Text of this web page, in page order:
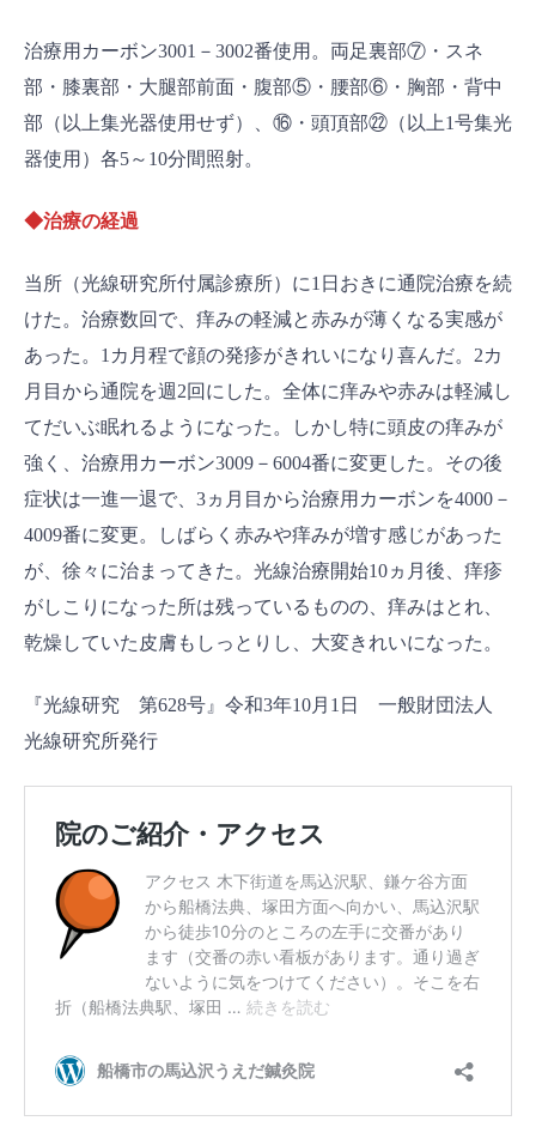
治療用カーボン3001－3002番使用。両足裏部⑦・スネ
部・膝裏部・大腿部前面・腹部⑤・腰部⑥・胸部・背中
部（以上集光器使用せず）、⑯・頭頂部㉒（以上1号集光
器使用）各5～10分間照射。
◆治療の経過
当所（光線研究所付属診療所）に1日おきに通院治療を続
けた。治療数回で、痒みの軽減と赤みが薄くなる実感が
あった。1カ月程で顔の発疹がきれいになり喜んだ。2カ
月目から通院を週2回にした。全体に痒みや赤みは軽減し
てだいぶ眠れるようになった。しかし特に頭皮の痒みが
強く、治療用カーボン3009－6004番に変更した。その後
症状は一進一退で、3ヵ月目から治療用カーボンを4000－
4009番に変更。しばらく赤みや痒みが増す感じがあった
が、徐々に治まってきた。光線治療開始10ヵ月後、痒疹
がしこりになった所は残っているものの、痒みはとれ、
乾燥していた皮膚もしっとりし、大変きれいになった。
『光線研究 第628号』令和3年10月1日 一般財団法人
光線研究所発行